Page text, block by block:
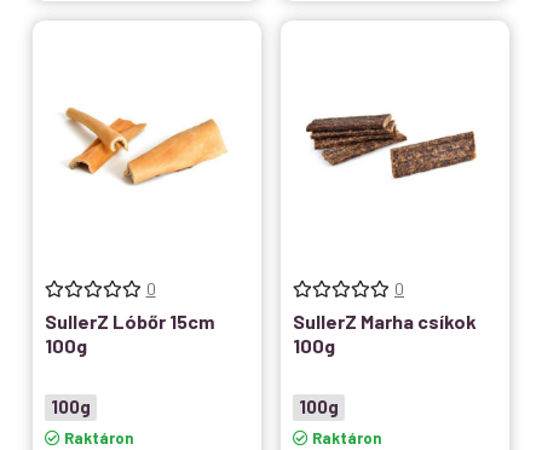
0
SullerZ Lóbőr 15cm
100g
100g
Raktáron
0
SullerZ Marha csíkok
100g
100g
Raktáron